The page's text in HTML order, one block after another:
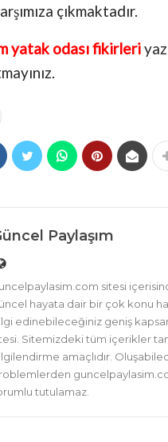
çıkmaktadır.
yatak odası fikirleri
Paylaşım
sitesi
hayata dair bir çok konu
edinebileceğiniz geniş
Sitemizdeki tüm içerikler
amaçlıdır.
tutulamaz.